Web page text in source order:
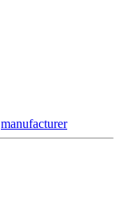
manufacturer